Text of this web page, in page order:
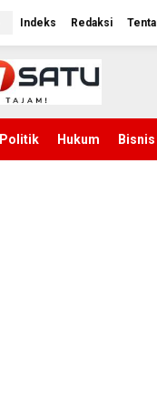
Indeks Redaksi
Politik Hukum Bisnis